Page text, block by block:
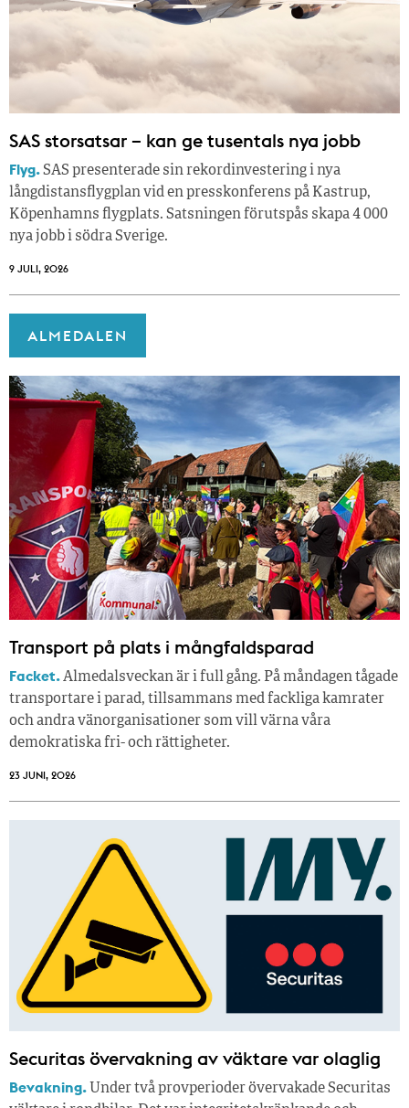
SAS storsatsar – kan ge tusentals nya jobb
Flyg.SAS presenterade sin rekordinvestering i nya
långdistansflygplan vid en presskonferens på Kastrup,
Köpenhamns flygplats. Satsningen förutspås skapa 4 000
nya jobb i södra Sverige.
9 JULI, 2026
ALMEDALEN
Transport på plats i mångfaldsparad
Facket.Almedalsveckan är i full gång. På måndagen tågade
transportare i parad, tillsammans med fackliga kamrater
och andra vänorganisationer som vill värna våra
demokratiska fri- och rättigheter.
23 JUNI, 2026
Securitas övervakning av väktare var olaglig
Bevakning. Under två provperioder övervakade Securitas